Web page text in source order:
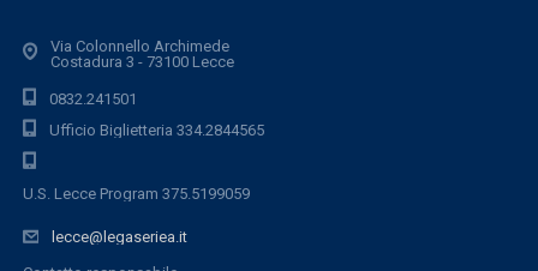
Via Colonnello Archimede
Costadura 3 - 73100 Lecce
0832.241501
Ufficio Biglietteria 334.2844565
U.S. Lecce Program 375.5199059
lecce@legaseriea.it